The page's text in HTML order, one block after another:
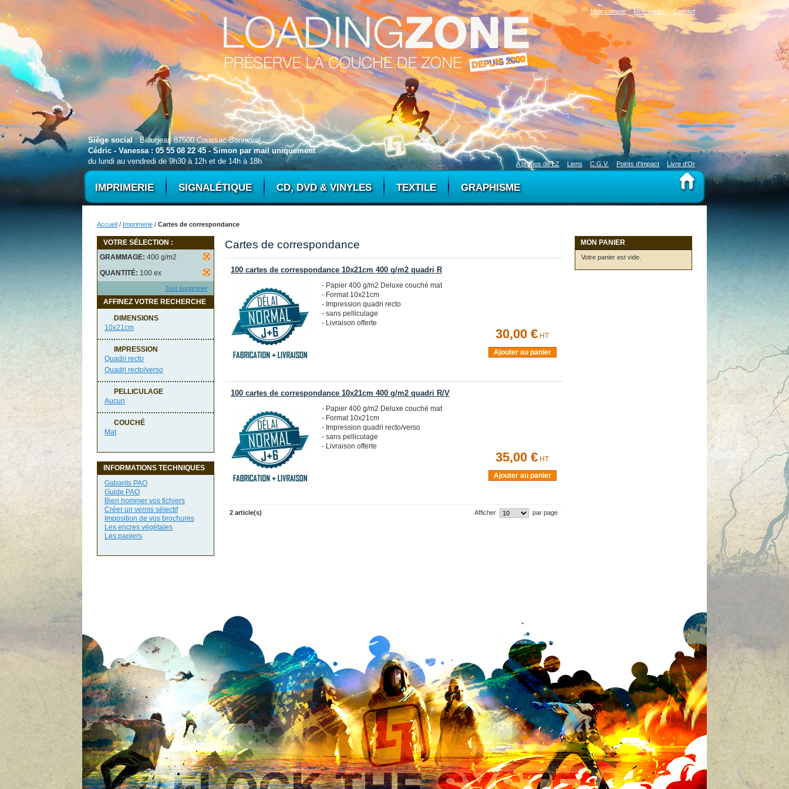
Mon compte Mon panier Contact
Siège social: Biaugeas 87500 Coussac-Bonneval
Cédric - Vanessa : 05 55 08 22 45 - Simon par mail uniquement
du lundi au vendredi de 9h30 à 12h et de 14h à 18h
A propos de LZ Liens C.G.V. Points d'impact Livre d'Or
IMPRIMERIE SIGNALÉTIQUE CD, DVD & VINYLES TEXTILE GRAPHISME
Accueil / Imprimerie / Cartes de correspondance
VOTRE SÉLECTION :
GRAMMAGE: 400 g/m2
QUANTITÉ: 100 ex
Tout supprimer
AFFINEZ VOTRE RECHERCHE
DIMENSIONS
10x21cm
IMPRESSION
Quadri recto
Quadri recto/verso
PELLICULAGE
Aucun
COUCHÉ
Mat
INFORMATIONS TECHNIQUES
Gabarits PAO
Guide PAO
Bien nommer vos fichiers
Créer un vernis sélectif
Imposition de vos brochures
Les encres végétales
Les papiers
Cartes de correspondance
100 cartes de correspondance 10x21cm 400 g/m2 quadri R
- Papier 400 g/m2 Deluxe couché mat
- Format 10x21cm
- Impression quadri recto
- sans pelliculage
- Livraison offerte
30,00 € HT
Ajouter au panier
100 cartes de correspondance 10x21cm 400 g/m2 quadri R/V
- Papier 400 g/m2 Deluxe couché mat
- Format 10x21cm
- Impression quadri recto/verso
- sans pelliculage
- Livraison offerte
35,00 € HT
Ajouter au panier
2 article(s) Afficher par page
MON PANIER
Votre panier est vide.